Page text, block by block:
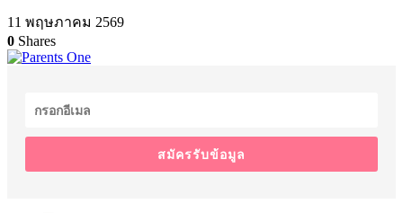
11 พฤษภาคม 2569
0 Shares
สมัครรับข้อมูล